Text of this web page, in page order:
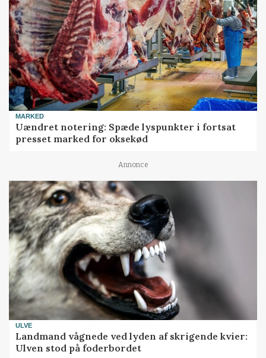
MARKED
Uændret notering: Spæde lyspunkter i fortsat
presset marked for oksekød
Annonce
ULVE
Landmand vågnede ved lyden af skrigende kvier:
Ulven stod på foderbordet